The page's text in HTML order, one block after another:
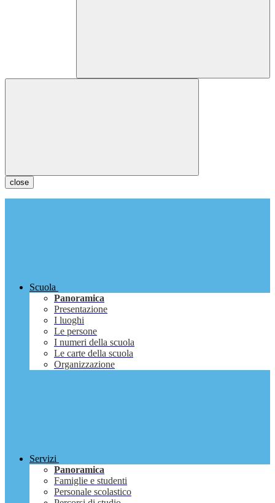
close
Scuola
Panoramica
Presentazione
I luoghi
Le persone
I numeri della scuola
Le carte della scuola
Organizzazione
Servizi
Panoramica
Famiglie e studenti
Personale scolastico